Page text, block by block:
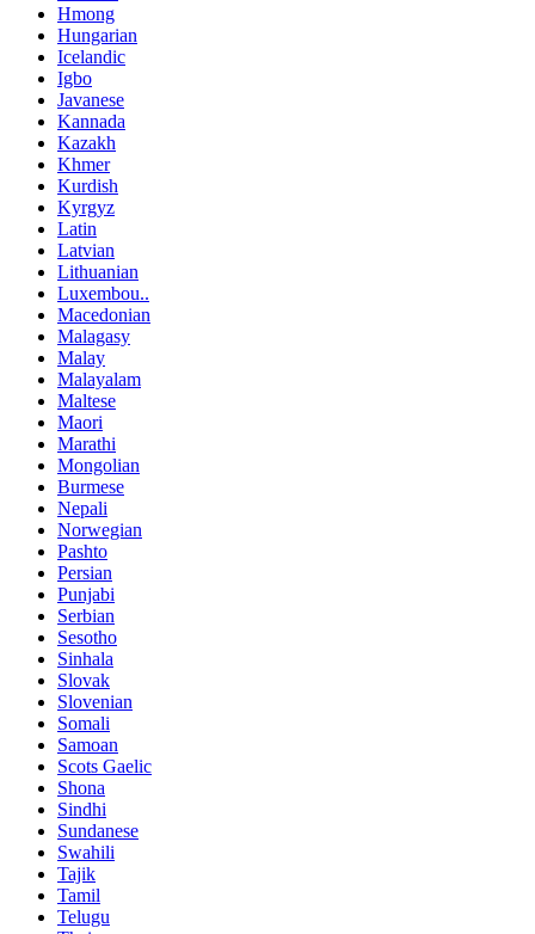
Hmong
Hungarian
Icelandic
Igbo
Javanese
Kannada
Kazakh
Khmer
Kurdish
Kyrgyz
Latin
Latvian
Lithuanian
Luxembou..
Macedonian
Malagasy
Malay
Malayalam
Maltese
Maori
Marathi
Mongolian
Burmese
Nepali
Norwegian
Pashto
Persian
Punjabi
Serbian
Sesotho
Sinhala
Slovak
Slovenian
Somali
Samoan
Scots Gaelic
Shona
Sindhi
Sundanese
Swahili
Tajik
Tamil
Telugu